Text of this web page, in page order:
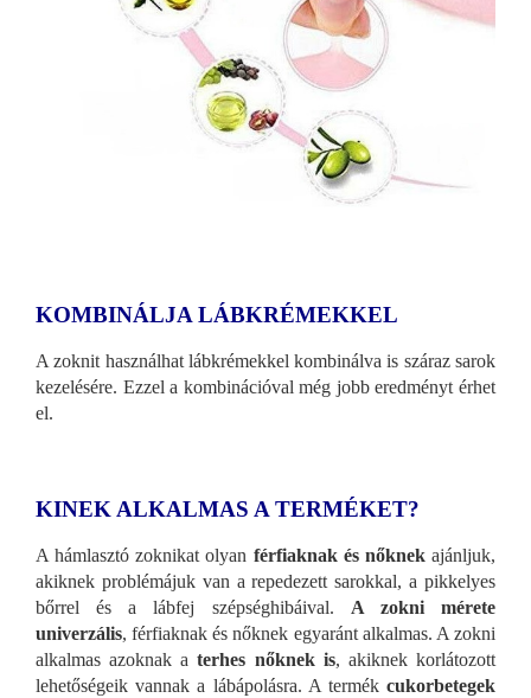
KOMBINÁLJA LÁBKRÉMEKKEL
A zoknit használhat lábkrémekkel kombinálva is száraz sarok
kezelésére. Ezzel a kombinációval még jobb eredményt érhet
el.
KINEK ALKALMAS A TERMÉKET?
A hámlasztó zoknikat olyan férfiaknak és nőknekajánljuk,
akiknek problémájuk van a repedezett sarokkal, a pikkelyes
bőrrel és a lábfej szépséghibáival. A zokni mérete
univerzális, férfiaknak és nőknek egyaránt alkalmas. A zokni
alkalmas azoknak aterhes nőknek is, akiknek korlátozott
lehetőségeik vannak a lábápolásra. A termék cukorbetegek